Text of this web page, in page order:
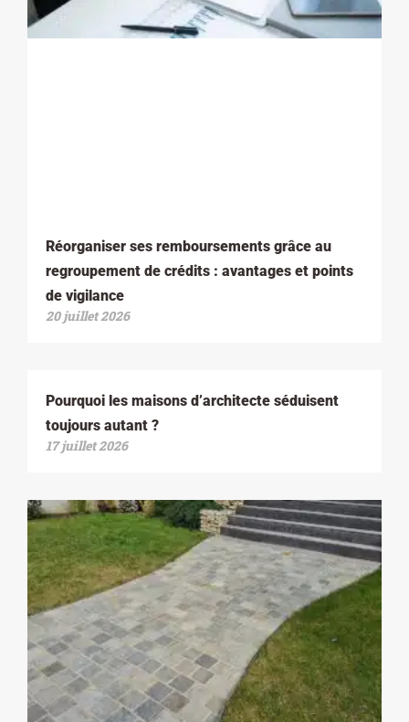
Réorganiser ses remboursements grâce au
regroupement de crédits : avantages et points
de vigilance
20 juillet 2026
Pourquoi les maisons d’architecte séduisent
toujours autant ?
17 juillet 2026